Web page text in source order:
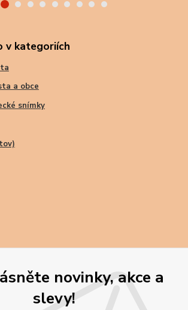
v kategoriích
a obce
snímky
novinky, akce a
slevy!